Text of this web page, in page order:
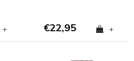
+ €22,95 +